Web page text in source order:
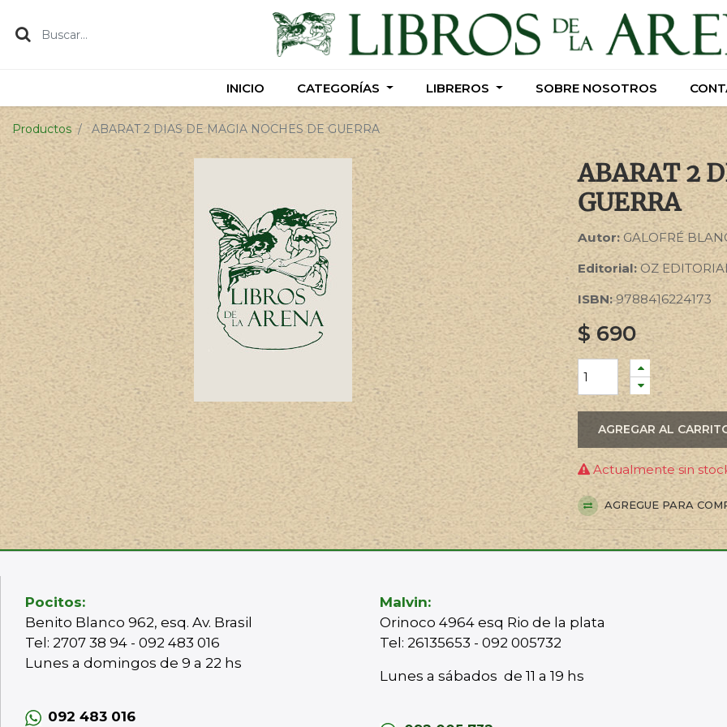
INICIO CATEGORÍAS LIBREROS SOBRE NOSOTROS
INICIO CATEGORÍAS LIBREROS SOBRE NOSOTROS
Productos ABARAT 2 DIAS DE MAGIA NOCHES DE GUERRA
ABARAT 2
GUERRA
Autor: GALOFRÉ
Editorial: OZ
ISBN:9788416224173
$690
AGREGAR AL
Actualmente sin
AGREGUE PARA
Pocitos:
Benito Blanco 962, esq. Av. Brasil
Tel: 2707 38 94 - 092 483 016
Lunes a domingos de 9 a 22 hs
092 483 016
Malvin:
Orinoco 4964 esq Rio de la plata
Tel: 26135653 - 092 005732
Lunes a sábados de 11 a 19 hs